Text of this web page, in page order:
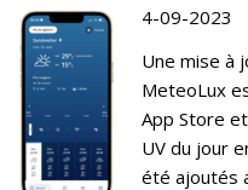
4-09-2023
Une mise à
MeteoLux
App Store
UV du jour
été ajoutés